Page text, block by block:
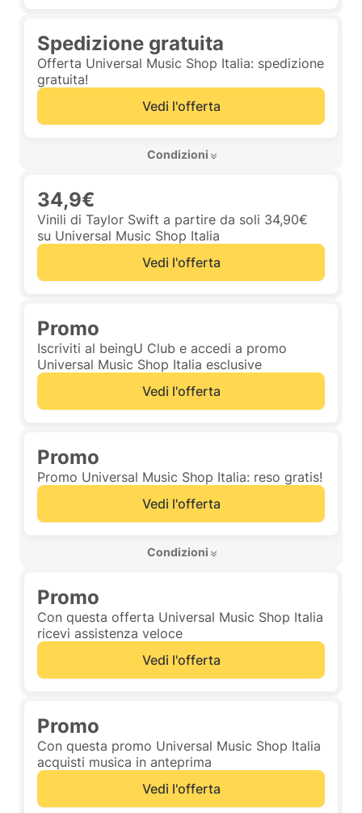
Spedizione gratuita
Offerta Universal Music Shop Italia: spedizione
gratuita!
Vedi l'offerta
Condizioni
34,9€
Vinili di Taylor Swift a partire da soli 34,90€
su Universal Music Shop Italia
Vedi l'offerta
Promo
Iscriviti al beingU Club e accedi a promo
Universal Music Shop Italia esclusive
Vedi l'offerta
Promo
Promo Universal Music Shop Italia: reso gratis!
Vedi l'offerta
Condizioni
Promo
Con questa offerta Universal Music Shop Italia
ricevi assistenza veloce
Vedi l'offerta
Promo
Con questa promo Universal Music Shop Italia
acquisti musica in anteprima
Vedi l'offerta